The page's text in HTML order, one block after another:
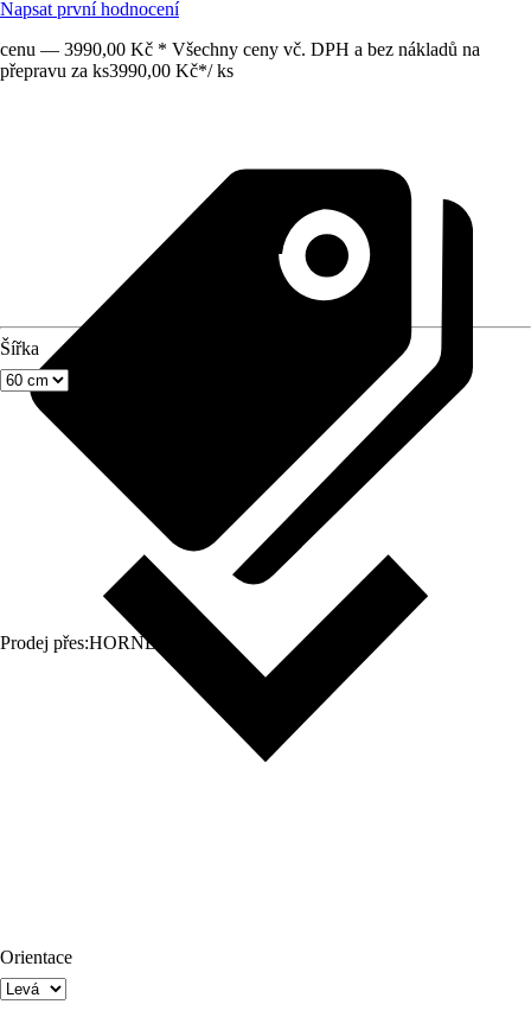
Napsat první hodnocení
cenu — 3990,00 Kč * Všechny ceny vč. DPH a bez nákladů na
přepravu za ks3990,00 Kč*/ ks
Prodej přes:HORNBACH
Šířka
Orientace